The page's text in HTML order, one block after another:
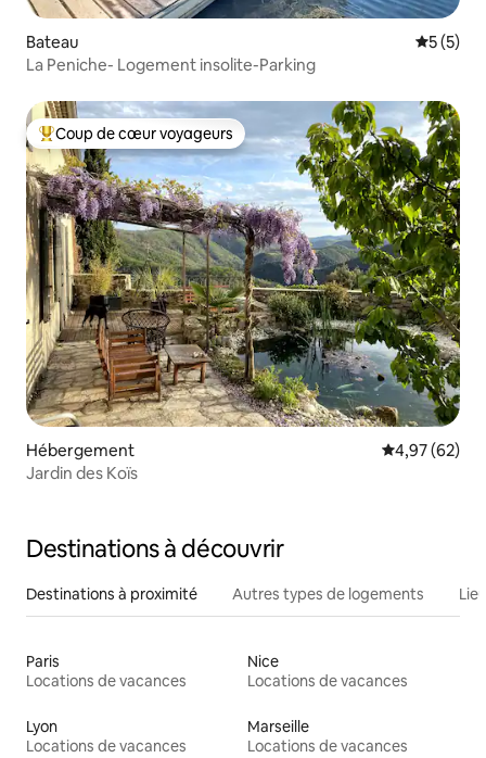
Bateau
5 (5)
La Peniche- Logement insolite-Parking
Coups de cœur voyageurs les plus appréciés
Coup de cœur voyageurs
Hébergement Évaluation
4,97 (62)
Jardin des Koïs
Destinations à découvrir
Destinations à proximité Autres types de logements
Paris
Locations de vacances
Nice
Locations de vacances
Lyon
Locations de vacances
Marseille
Locations de vacances